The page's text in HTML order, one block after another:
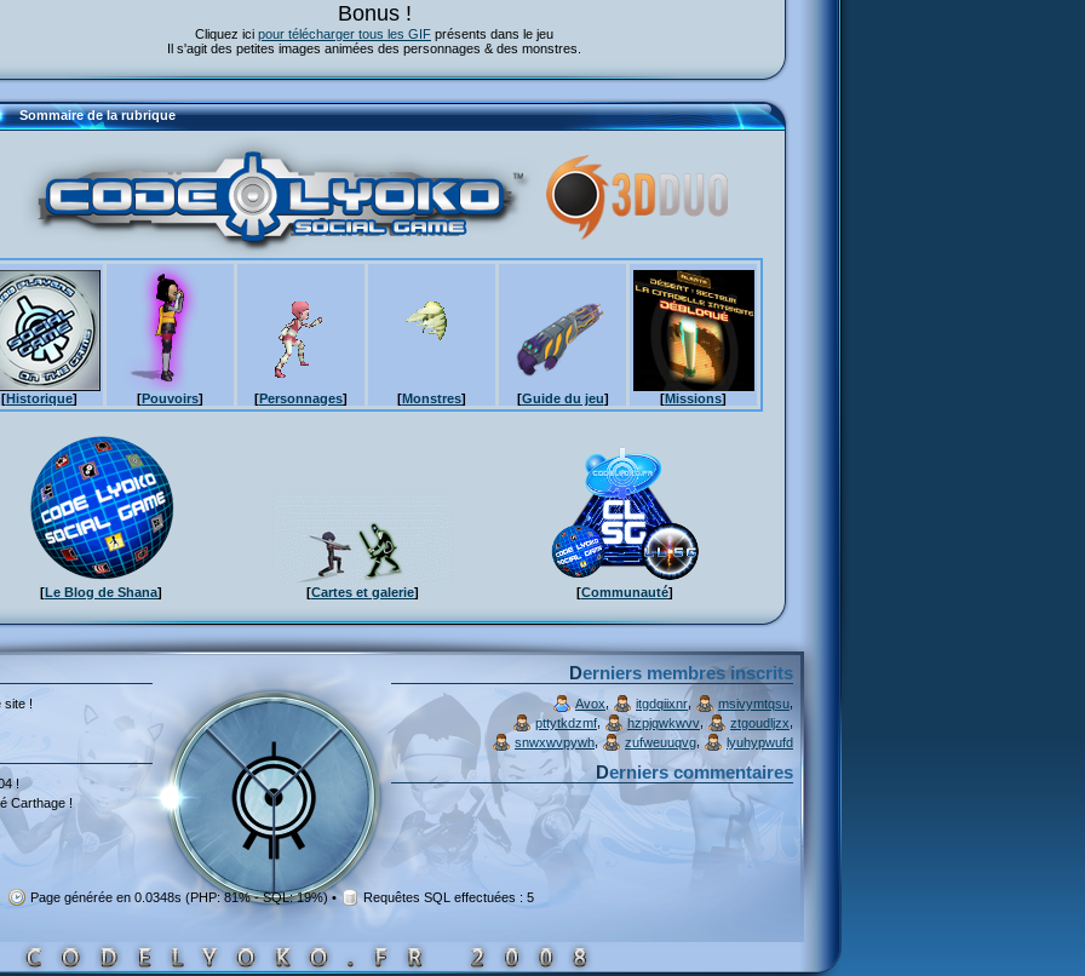
Bonus !
Cliquez ici pour télécharger tous les GIF présents dans le jeu
Il s'agit des petites images animées des personnages & des monstres.
Sommaire de la rubrique
[Historique] [Pouvoirs] [Personnages] [Monstres] [Guide du jeu] [Missions]
[Le Blog de Shana] [Cartes et galerie] [Communauté]
site !
!
Carthage !
Derniers membres inscrits
Avox itgdqiixnr, msivymtqsu
pttytkdzmf, hzpjqwkwvv ztgoudljzx
snwxwvpywh, zufweuuqvg lyuhypwufd
Derniers commentaires
Page générée en 0.0348s (PHP: 81% - SQL: 19%) • Requêtes SQL effectuées : 5